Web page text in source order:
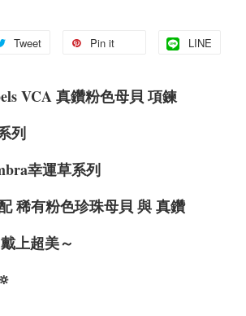
Tweet Pin it LINE
VCA 真鑽粉色母貝 項鍊
列
幸運草系列
稀有粉色珍珠母貝 與 真鑽
上超美～
🔅